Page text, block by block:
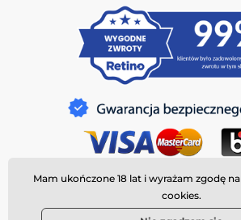
Mam ukończone 18 lat i wyrażam zgodę na
cookies.